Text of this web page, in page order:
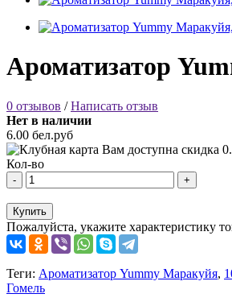
Ароматизатор
0 отзывов /Написать отзыв
Нет в наличии
6.00 бел.руб
Вам доступна скидка
Кол-во
- +
Купить
Пожалуйста, укажите характеристику
Теги: Ароматизатор Yummy Маракуйя,
Гомель